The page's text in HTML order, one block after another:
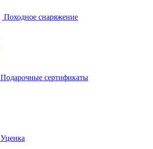
Походное снаряжение
Подарочные сертификаты
Уценка